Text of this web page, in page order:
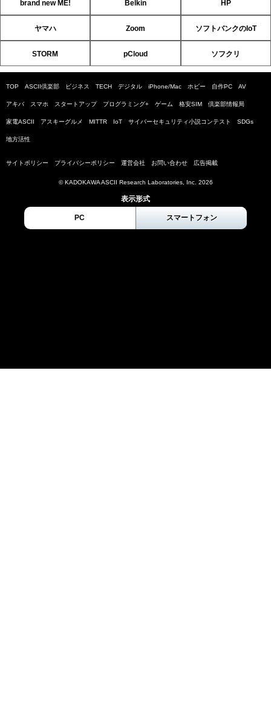
brand new ME! Belkin HP
ヤマハ Zoom ソフトバンクのIoT
STORM pCloud ソフクリ
TOP ASCII倶楽部 ビジネス TECH デジタル iPhone/Mac ホビー 自作PC AV
アキバ スマホ スタートアップ プログラミング+ ゲーム 格安SIM 倶楽部情報局
家電ASCII アスキーグルメ MITTR IoT サイバーセキュリティ小説コンテスト SDGs
地方活性
サイトポリシー プライバシーポリシー 運営会社 お問い合わせ 広告掲載
© KADOKAWA ASCII Research Laboratories, Inc. 2026
表示形式
PC スマートフォン